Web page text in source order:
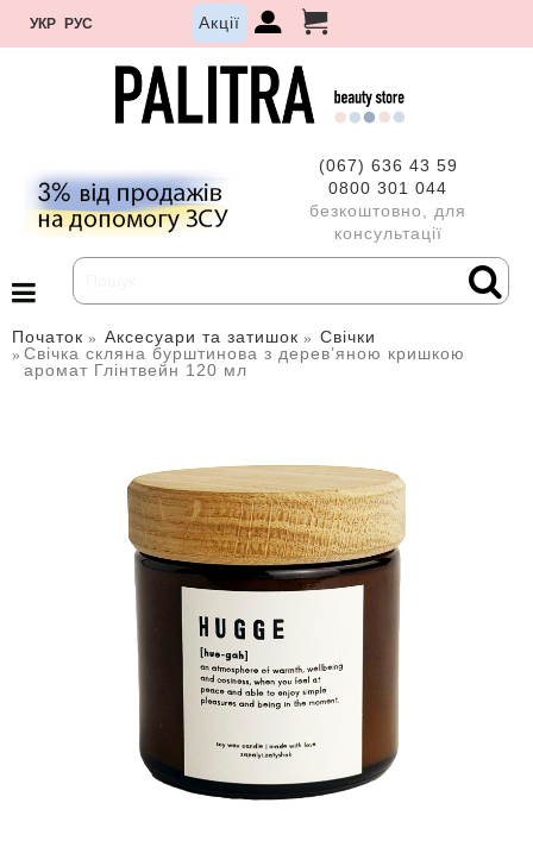
УКР РУС Акції
(067) 636 43 59
0800 301 044
безкоштовно, для
консультації
Початок Аксесуари та затишок
Свічки
Свічка скляна бурштинова з дерев’яною кришкою
аромат Глінтвейн 120 мл